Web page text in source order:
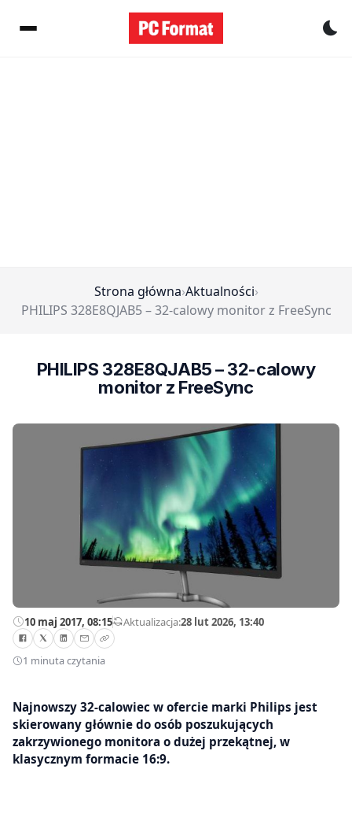
Strona główna›Aktualności›
PHILIPS 328E8QJAB5 – 32-calowy monitor z FreeSync
PHILIPS 328E8QJAB5 – 32-calowy
monitor z FreeSync
10 maj 2017, 08:15—Aktualizacja:28 lut 2026, 13:40
1 minuta czytania
Najnowszy 32-calowiec w ofercie marki Philips jest
skierowany głównie do osób poszukujących
zakrzywionego monitora o dużej przekątnej, w
klasycznym formacie 16:9.